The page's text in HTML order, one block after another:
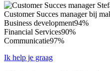
Customer Succes manager bij
Business development94%
Financial Services90%
Communicatie97%
Ik help je graag